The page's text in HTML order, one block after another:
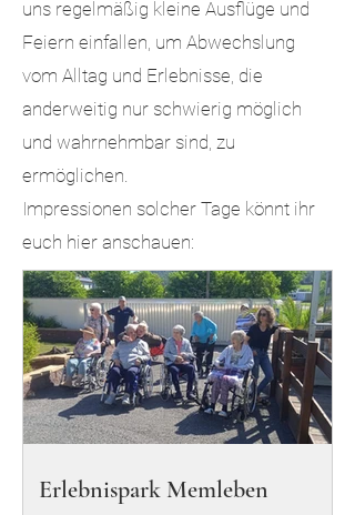
uns regelmäßig kleine Ausflüge und
Feiern einfallen, um Abwechslung
vom Alltag und Erlebnisse, die
anderweitig nur schwierig möglich
und wahrnehmbar sind, zu
ermöglichen.
Impressionen solcher Tage könnt ihr
euch hier anschauen:
Erlebnispark Memleben